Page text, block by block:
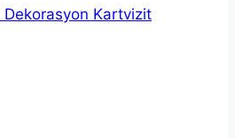
Dekorasyon Kartvizit